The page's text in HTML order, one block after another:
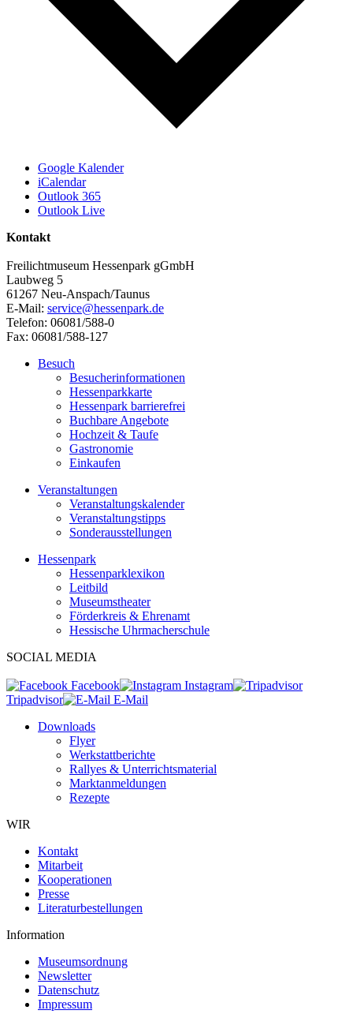
Google Kalender
iCalendar
Outlook 365
Outlook Live
Kontakt
Freilichtmuseum Hessenpark gGmbH
Laubweg 5
61267 Neu-Anspach/Taunus
E-Mail: service@hessenpark.de
Telefon: 06081/588-0
Fax: 06081/588-127
Besuch
Besucherinformationen
Hessenparkkarte
Hessenpark barrierefrei
Buchbare Angebote
Hochzeit & Taufe
Gastronomie
Einkaufen
Veranstaltungen
Veranstaltungskalender
Veranstaltungstipps
Sonderausstellungen
Hessenpark
Hessenparklexikon
Leitbild
Museumstheater
Förderkreis & Ehrenamt
Hessische Uhrmacherschule
SOCIAL MEDIA
Facebook
Instagram
Tripadvisor
E-Mail
Downloads
Flyer
Werkstattberichte
Rallyes & Unterrichtsmaterial
Marktanmeldungen
Rezepte
WIR
Kontakt
Mitarbeit
Kooperationen
Presse
Literaturbestellungen
Information
Museumsordnung
Newsletter
Datenschutz
Impressum